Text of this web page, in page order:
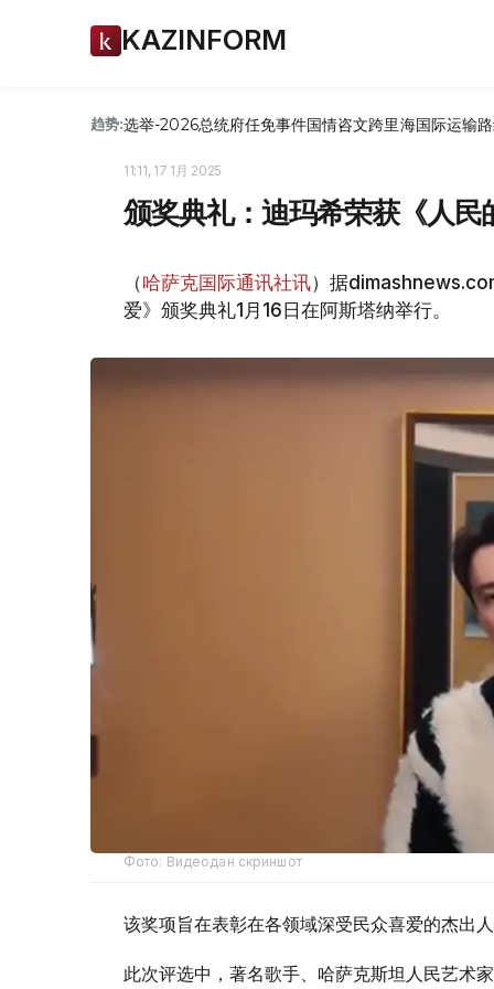
KAZINFORM
趋势:选举-2026总统府任免事件国情咨文跨里海国际运输
11:11, 17 1月 2025
颁奖典礼：迪玛希荣获《人民
（哈萨克国际通讯社讯）据
爱》颁奖典礼1月16日在阿斯塔纳举行。
Фото: Видеодан скриншот
该奖项旨在表彰在各领域深受民众喜爱的杰出
此次评选中，著名歌手、哈萨克斯坦人民艺术